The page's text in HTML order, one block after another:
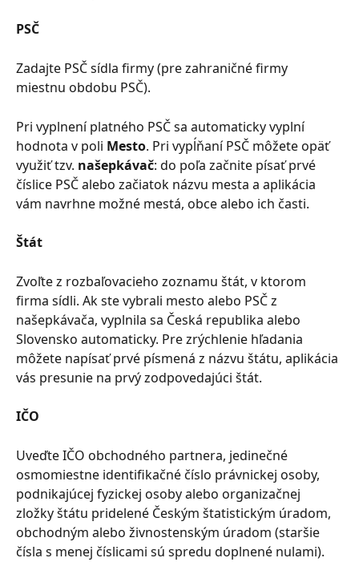
PSČ
Zadajte PSČ sídla firmy (pre zahraničné firmy
miestnu obdobu PSČ).
Pri vyplnení platného PSČ sa automaticky vyplní
hodnota v poli Mesto. Pri vypĺňaní PSČ môžete opäť
využiť tzv. našepkávač: do poľa začnite písať prvé
číslice PSČ alebo začiatok názvu mesta a aplikácia
vám navrhne možné mestá, obce alebo ich časti.
Štát
Zvoľte z rozbaľovacieho zoznamu štát, v ktorom
firma sídli. Ak ste vybrali mesto alebo PSČ z
našepkávača, vyplnila sa Česká republika alebo
Slovensko automaticky. Pre zrýchlenie hľadania
môžete napísať prvé písmená z názvu štátu, aplikácia
vás presunie na prvý zodpovedajúci štát.
IČO
Uveďte IČO obchodného partnera, jedinečné
osmomiestne identifikačné číslo právnickej osoby,
podnikajúcej fyzickej osoby alebo organizačnej
zložky štátu pridelené Českým štatistickým úradom,
obchodným alebo živnostenským úradom (staršie
čísla s menej číslicami sú spredu doplnené nulami).